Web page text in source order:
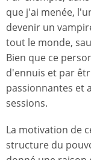
que j'ai menée,
devenir un
tout le monde,
Bien que ce
d'ennuis et par
passionnantes et
sessions.
La motivation de
structure du